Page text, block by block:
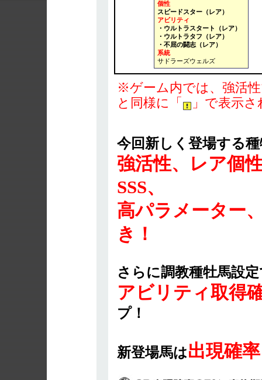
個性
スピードスター（レア）
アビリティ
・ウルトラスタート（レア）
・ウルトラタフ（レア）
・不屈の闘志（レア）
系統
サドラーズウェルズ
※ゲーム内では、強活
と同様に「
」で表示
今回新しく登場する
強活性、レア個
SSS、
高パラメーター
き！
さらに調教種牡馬設
アビリティ取得
プ！
新登場馬は出現確